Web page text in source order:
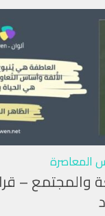
المعاصرة
والمجتمع –